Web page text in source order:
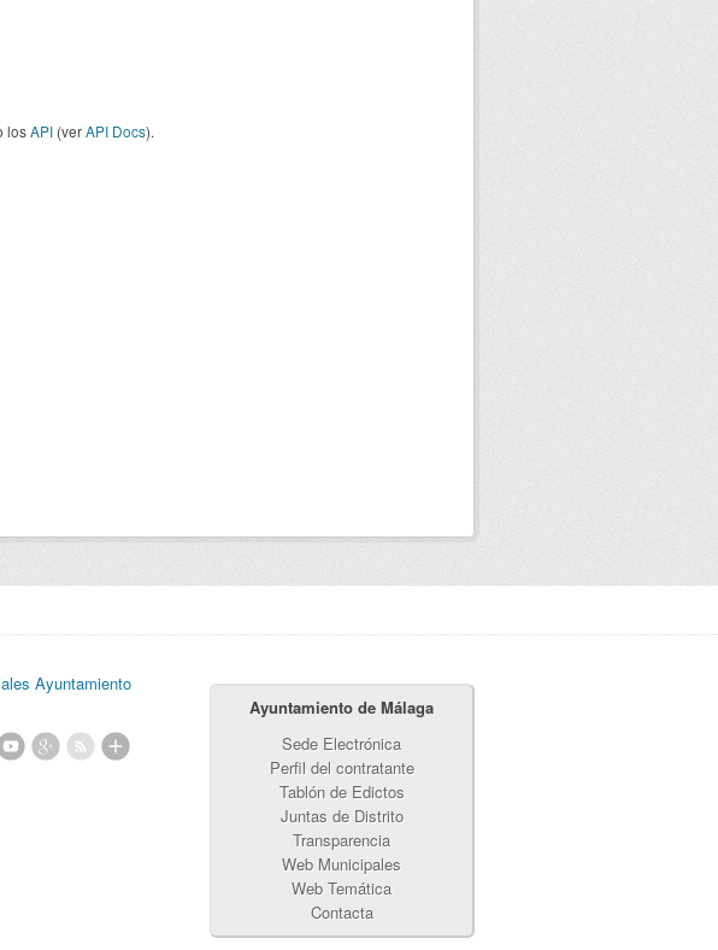
losAPI (verAPI Docs).
Ayuntamiento
Ayuntamiento de Málaga
Sede Electrónica
Perfil del contratante
Tablón de Edictos
Juntas de Distrito
Transparencia
Web Municipales
Web Temática
Contacta